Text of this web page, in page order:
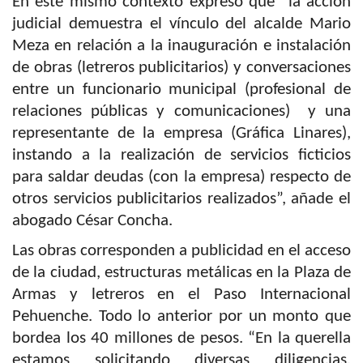
judicial demuestra el vínculo del alcalde Mario
Meza en relación a la inauguración e instalación
de obras (letreros publicitarios) y conversaciones
entre un funcionario municipal (profesional de
relaciones públicas y comunicaciones) y una
representante de la empresa (Gráfica Linares),
instando a la realización de servicios ficticios
para saldar deudas (con la empresa) respecto de
otros servicios publicitarios realizados”, añade el
abogado César Concha.
Las obras corresponden a publicidad en el acceso
de la ciudad, estructuras metálicas en la Plaza de
Armas y letreros en el Paso Internacional
Pehuenche. Todo lo anterior por un monto que
bordea los 40 millones de pesos. “En la querella